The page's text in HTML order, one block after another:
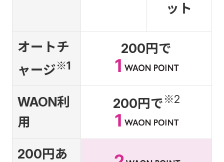
ット
オートチ
ャージ※1
200円で
WAON利
用
200円で※2
200円あ